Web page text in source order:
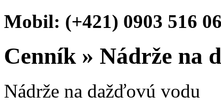
Mobil: (+421) 0903 516
Cenník » Nádrže na
Nádrže na dažďovú vodu